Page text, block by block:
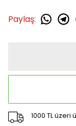
Paylaş:
1000 TL